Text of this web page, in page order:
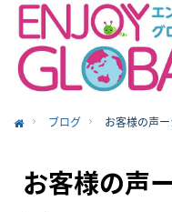
ブログ お客様の声
お客様の声